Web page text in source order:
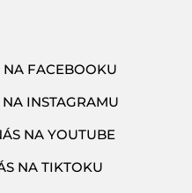
NA FACEBOOKU
INSTAGRAMU
NA YOUTUBE
NA TIKTOKU